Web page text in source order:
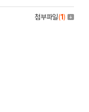
첨부파일(1)